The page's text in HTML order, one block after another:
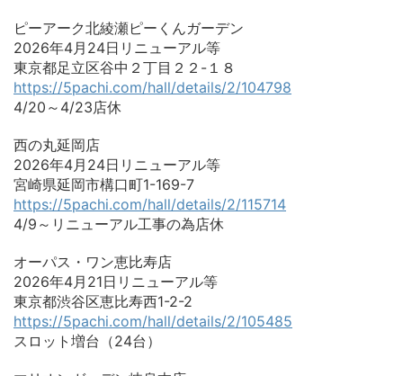
ピーアーク北綾瀬ピーくんガーデン
2026年4月24日リニューアル等
東京都足立区谷中２丁目２２-１８
https://5pachi.com/hall/details/2/104798
4/20～4/23店休
西の丸延岡店
2026年4月24日リニューアル等
宮崎県延岡市構口町1-169-7
https://5pachi.com/hall/details/2/115714
4/9～リニューアル工事の為店休
オーパス・ワン恵比寿店
2026年4月21日リニューアル等
東京都渋谷区恵比寿西1-2-2
https://5pachi.com/hall/details/2/105485
スロット増台（24台）